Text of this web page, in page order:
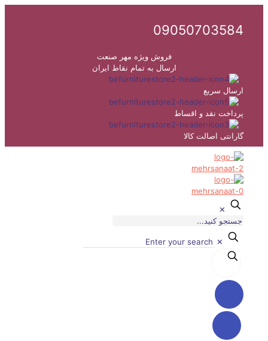
09050703584
فروش ویژه مهر صنعت
ارسال به تمام نقاط ایران
ارسال سریع
پرداخت نقد و اقساط
گارانتی اصالت کالا
✕
✕